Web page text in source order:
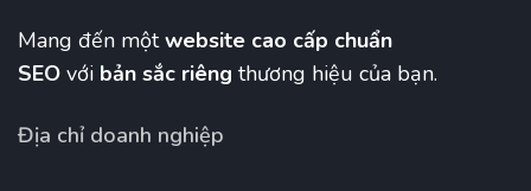
Mang đến mộtwebsite cao cấp chuẩn
SEO với bản sắc riêng thương hiệu của bạn.
Địa chỉ doanh nghiệp